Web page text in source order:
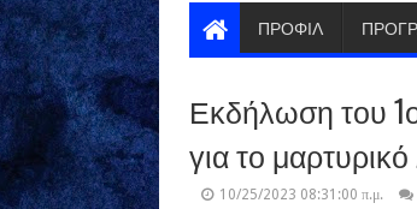
ΠΡΟΦΙΛ
Εκδήλωση του
για το
10/25/2023 08:31:00 π.μ.